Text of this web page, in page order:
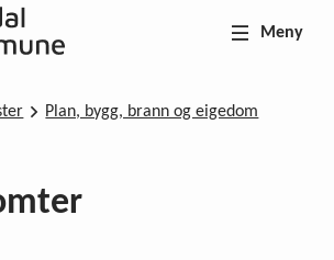
Meny
Plan, bygg, brann og eigedom